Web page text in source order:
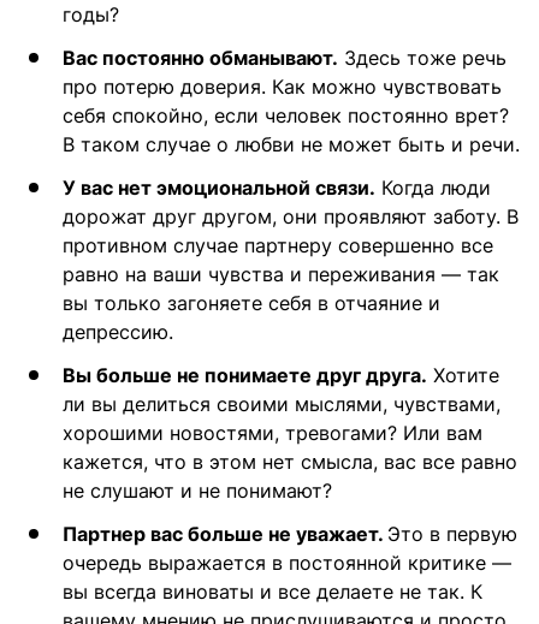
годы?
Вас постоянно обманывают. Здесь тоже речь
про потерю доверия. Как можно чувствовать
себя спокойно, если человек постоянно врет?
В таком случае о любви не может быть и речи.
У вас нет эмоциональной связи. Когда люди
дорожат друг другом, они проявляют заботу. В
противном случае партнеру совершенно все
равно на ваши чувства и переживания — так
вы только загоняете себя в отчаяние и
депрессию.
Вы больше не понимаете друг друга. Хотите
ли вы делиться своими мыслями, чувствами,
хорошими новостями, тревогами? Или вам
кажется, что в этом нет смысла, вас все равно
не слушают и не понимают?
Партнер вас больше не уважает. Это в первую
очередь выражается в постоянной критике —
вы всегда виноваты и все делаете не так. К